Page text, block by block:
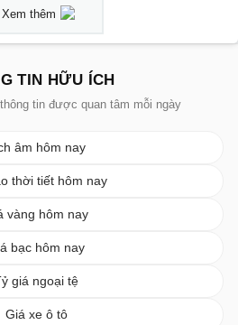
Xem thêm
TIN HỮU ÍCH
tin được quan tâm mỗi ngày
âm hôm nay
thời tiết hôm nay
vàng hôm nay
bạc hôm nay
giá ngoại tệ
Giá xe ô tô